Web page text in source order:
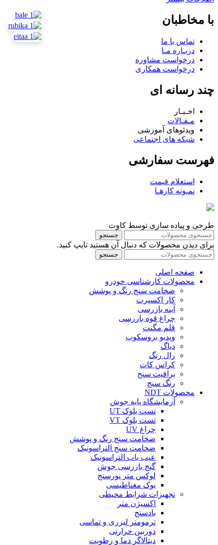
با مخاطبان
تماس با ما
دربـاره مـا
درخواست مشاوره
درخواست همکاری
چند رسانه ای
اخـبـار
مـقـالات
ویدئوهای آموزشی
شبکه های اجتماعی
فهرست سفارشی
استعلام قیمت
نمـونه کارهـا
طرحی و پیاده سازی توسط کاوت
جستجو
برای دیدن محصولات که دنبال آن هستید تایپ کنید.
جستجو
صفحه اصلی
محصولات کارشناسی خودرو
ضخامت سنج رنگ و پوشش
کار اکسپرت
آینه بازرسی
چراغ قوه بازرسی
قلم مگنت
ویدیو بروسکوپ
دیاگ
رال رنگ
کراس کات
براقیت سنج
رنگ سنج
محصولات NDT
آزمایشگاه پایه جوش
تست بلوک UT
تست بلوک VT
چراغ UV
ضخامت سنج رنگ و پوشش
ضخامت سنج التراسونیک
عیب یاب التراسونیک
گیج بازرسی جوش
لوکس متر نورسنج
یوک مغناطیسی
تجهیزات شرایط محیطی
اکسیژن متر
بادسنج
ترمومتر لیزری و تماسی
دوربین حرارتی
دیتالاگر دما و رطوبت